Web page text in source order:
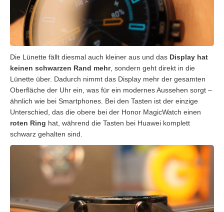
Die Lünette fällt diesmal auch kleiner aus und das Display hat
keinen schwarzen Rand mehr, sondern geht direkt in die
Lünette über. Dadurch nimmt das Display mehr der gesamten
Oberfläche der Uhr ein, was für ein modernes Aussehen sorgt –
ähnlich wie bei Smartphones. Bei den Tasten ist der einzige
Unterschied, das die obere bei der Honor MagicWatch einen
roten Ring hat, während die Tasten bei Huawei komplett
schwarz gehalten sind.